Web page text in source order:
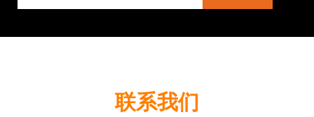
联系我们